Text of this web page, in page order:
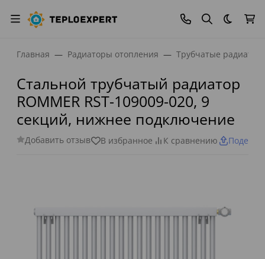
Темная
Главная Радиаторы отопления Трубчатые
Стальной трубчатый радиатор
ROMMER RST-109009-020, 9
секций, нижнее подключение
Добавить отзыв В избранное К сравнению